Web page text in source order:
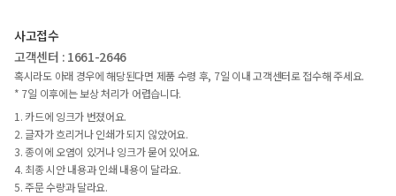
사고접수
고객센터 : 1661-2646
혹시라도 아래 경우에 해당된다면 제품 수령 후, 7일 이내 고객센터로 접수해 주세요.
* 7일 이후에는 보상 처리가 어렵습니다.
1. 카드에 잉크가 번졌어요.
2. 글자가 흐리거나 인쇄가 되지 않았어요.
3. 종이에 오염이 있거나 잉크가 묻어 있어요.
4. 최종 시안 내용과 인쇄 내용이 달라요.
5. 주문 수량과 달라요.